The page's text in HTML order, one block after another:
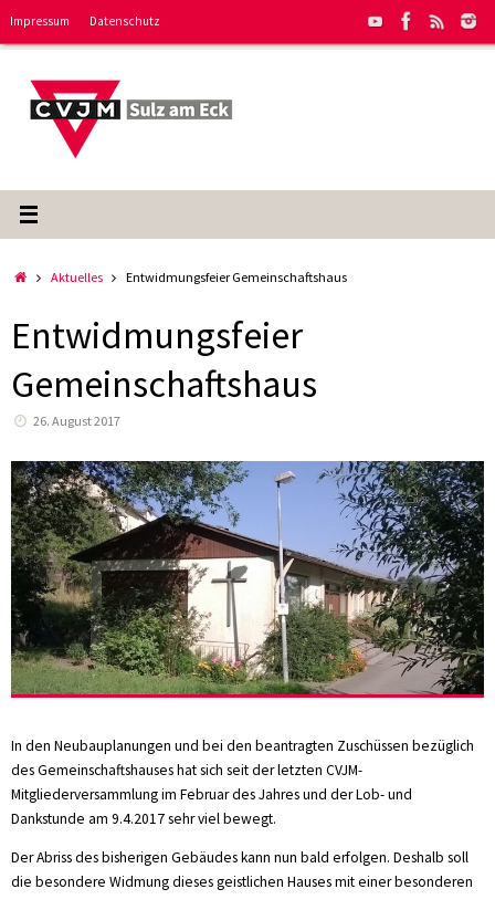
Impressum Datenschutz
StartAktuelles Entwidmungsfeier Gemeinschaftshaus
Entwidmungsfeier
Gemeinschaftshaus
26. August 2017
In den Neubauplanungen und bei den beantragten Zuschüssen bezüglich
des Gemeinschaftshauses hat sich seit der letzten CVJM-
Mitgliederversammlung im Februar des Jahres und der Lob- und
Dankstunde am 9.4.2017 sehr viel bewegt.
Der Abriss des bisherigen Gebäudes kann nun bald erfolgen. Deshalb soll
die besondere Widmung dieses geistlichen Hauses mit einer besonderen